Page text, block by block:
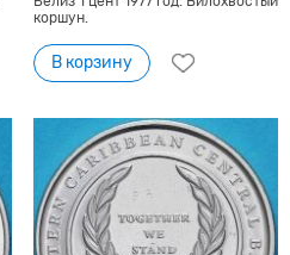
коршун.
В корзину